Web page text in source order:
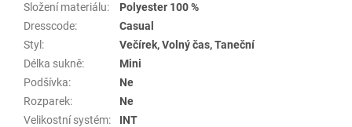
Složení materiálu:
Polyester 100 %
Dresscode:
Casual
Styl :
Večírek, Volný čas, Taneční
Délka sukně:
Mini
Podšívka:
Ne
Rozparek:
Ne
Velikostní systém:
INT